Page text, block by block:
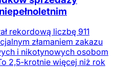
rekordową liczbę 911
złamaniem zakazu
i nikotynowych osobom
2,5-krotnie więcej niż rok